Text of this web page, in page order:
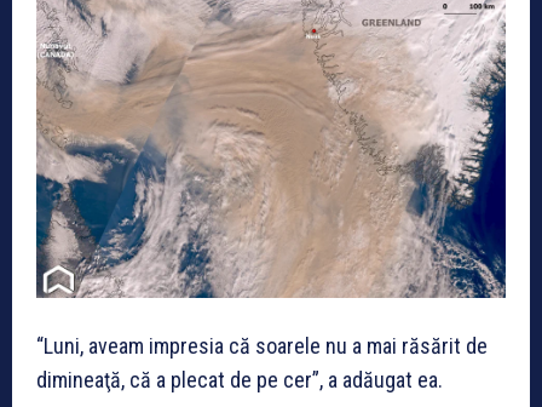
“Luni, aveam impresia că soarele nu a mai răsărit de
dimineaţă, că a plecat de pe cer”, a adăugat ea.